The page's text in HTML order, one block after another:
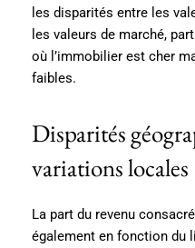
les disparités entre les
les valeurs de marché,
où l’immobilier est cher
faibles.
Disparités
variations locales
La part du revenu
également en fonction du